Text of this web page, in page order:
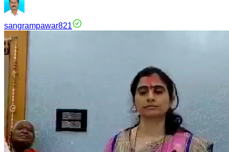
sangrampawar821